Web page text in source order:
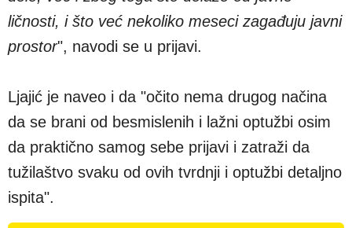
ličnosti, i što već nekoliko meseci zagađuju javni
prostor", navodi se u prijavi.
Ljajić je naveo i da "očito nema drugog načina
da se brani od besmislenih i lažni optužbi osim
da praktično samog sebe prijavi i zatraži da
tužilaštvo svaku od ovih tvrdnji i optužbi detaljno
ispita".